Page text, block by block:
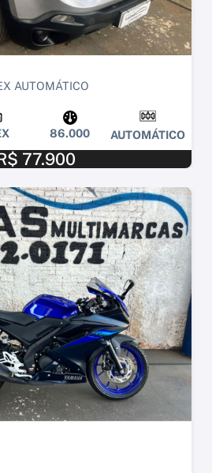
AUTOMÁTICO
86.000 AUTOMÁTICO
77.900